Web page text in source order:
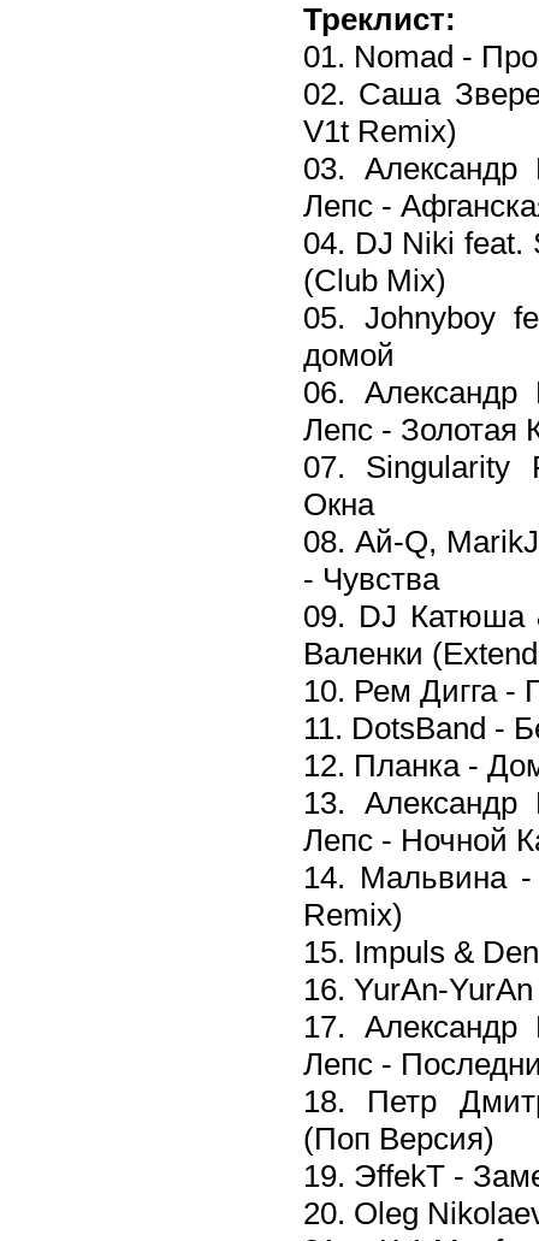
Треклист:
01. Nomad -
02. Саша
V1t Remix)
03. Александр
Лепс -
04. DJ Niki
(Club Mix)
05. Johnyboy
домой
06. Александр
Лепс - Золотая
07.
Окна
08. Ай-Q,
- Чувства
09. DJ Катюша
Валенки
10. Рем Дигга -
11. DotsBand -
12. Планка -
13. Александр
Лепс - Ночной
14. Мальвина
Remix)
15. Impuls &
16. YurAn-
17. Александр
Лепс -
18. Петр
(Поп Версия)
19. ЭffekT -
20. Oleg